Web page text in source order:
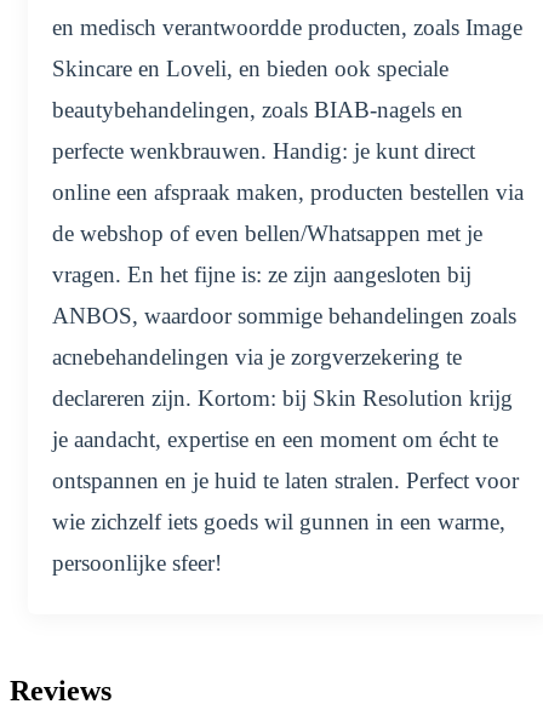
en medisch verantwoordde producten, zoals Image
Skincare en Loveli, en bieden ook speciale
beautybehandelingen, zoals BIAB-nagels en
perfecte wenkbrauwen. Handig: je kunt direct
online een afspraak maken, producten bestellen via
de webshop of even bellen/Whatsappen met je
vragen. En het fijne is: ze zijn aangesloten bij
ANBOS, waardoor sommige behandelingen zoals
acnebehandelingen via je zorgverzekering te
declareren zijn. Kortom: bij Skin Resolution krijg
je aandacht, expertise en een moment om écht te
ontspannen en je huid te laten stralen. Perfect voor
wie zichzelf iets goeds wil gunnen in een warme,
persoonlijke sfeer!
Reviews